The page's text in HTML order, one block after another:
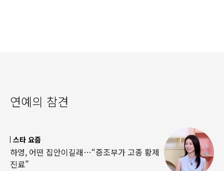
연예의 참견
스타 요즘
하영, 어떤 집안이길래…“증조부가 고종 황제
진료”